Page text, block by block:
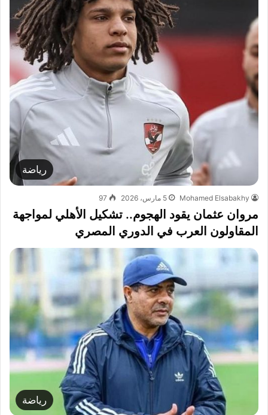
رياضة
Mohamed Elsabakhy 5 مارس، 2026 97
مروان عثمان يقود الهجوم.. تشكيل الأهلي لمواجهة
المقاولون العرب في الدوري المصري
رياضة